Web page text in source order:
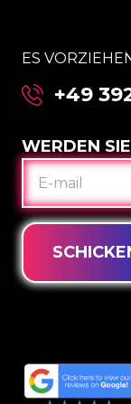
ES
+49
WERDEN
E-
MAIL